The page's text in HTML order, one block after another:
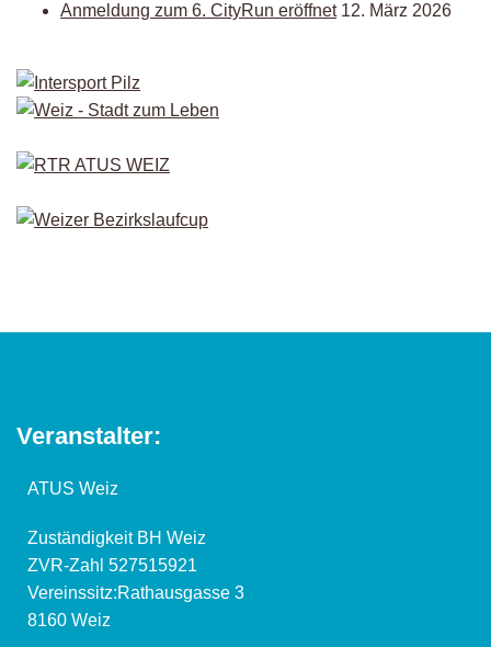
Anmeldung zum 6. CityRun eröffnet 12. März 2026
Veranstalter:
ATUS Weiz
Zuständigkeit BH Weiz
ZVR-Zahl 527515921
Vereinssitz:Rathausgasse 3
8160 Weiz